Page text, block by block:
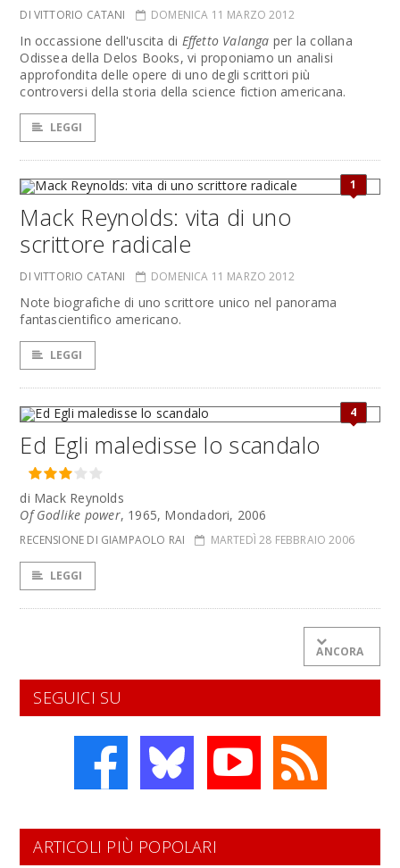
DI VITTORIO CATANI DOMENICA 11 MARZO 2012
In occassione dell'uscita di Effetto Valanga per la collana
Odissea della Delos Books, vi proponiamo un analisi
approfondita delle opere di uno degli scrittori più
controversi della storia della science fiction americana.
LEGGI
1
Mack Reynolds: vita di uno
scrittore radicale
DI VITTORIO CATANI DOMENICA 11 MARZO 2012
Note biografiche di uno scrittore unico nel panorama
fantascientifico americano.
LEGGI
4
Ed Egli maledisse lo scandalo
di Mack Reynolds
Of Godlike power, 1965, Mondadori, 2006
RECENSIONE DI GIAMPAOLO RAI MARTEDÌ 28 FEBBRAIO 2006
LEGGI
ANCORA
SEGUICI SU
ARTICOLI PIÙ POPOLARI